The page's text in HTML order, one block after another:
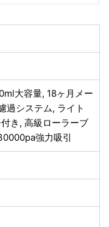
大容量, 18ヶ月メー
過システム, ライト
き, 高級ローラーブ
強力吸引